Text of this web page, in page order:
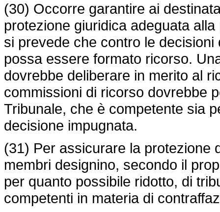
(30) Occorre garantire ai
protezione giuridica adeguata
si prevede che contro le
possa essere formato ricorso.
dovrebbe deliberare in merito al
commissioni di ricorso dovrebbe
Tribunale, che è competente sia
decisione impugnata.
(31) Per assicurare la protezione
membri designino, secondo il
per quanto possibile ridotto, di
competenti in materia di